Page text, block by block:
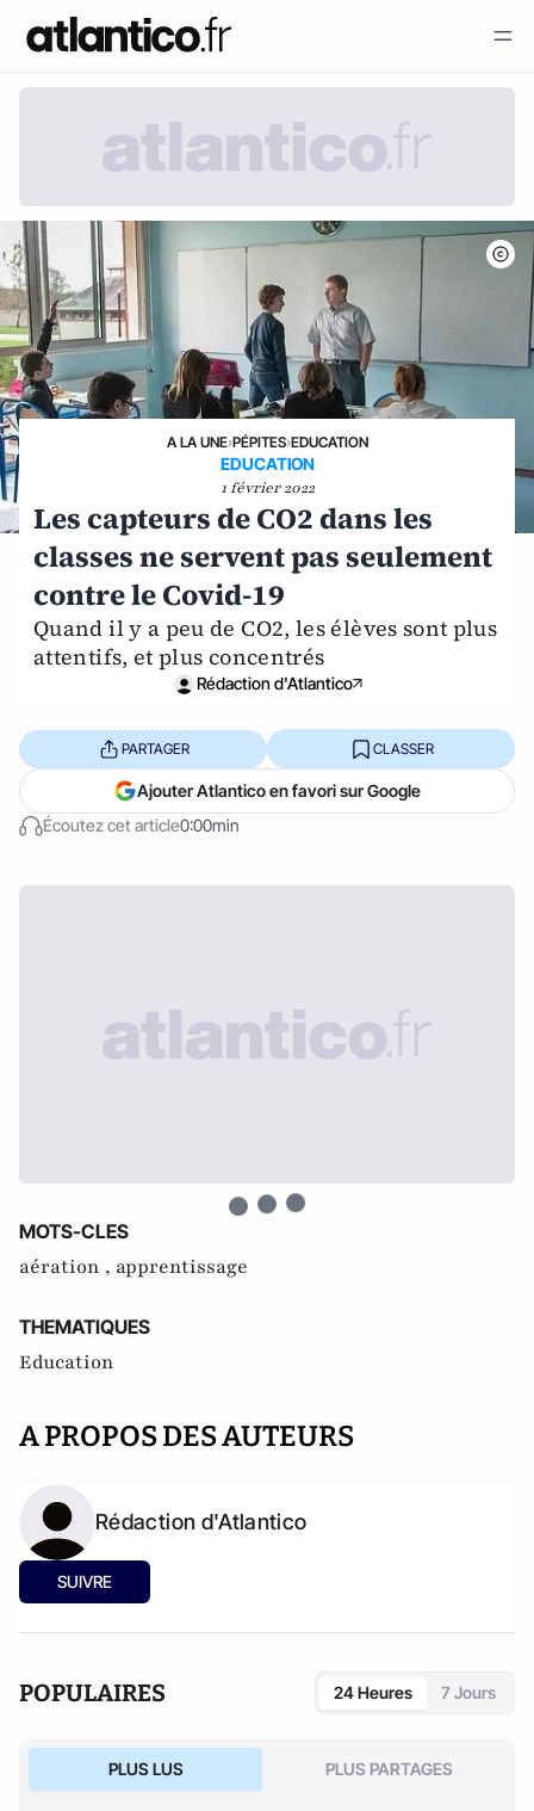
A LA UNE›PÉPITES›EDUCATION
EDUCATION
1 février 2022
Les capteurs de CO2 dans les
classes ne servent pas seulement
contre le Covid-19
Quand il y a peu de CO2, les élèves sont plus
attentifs, et plus concentrés
Rédaction d'Atlantico
Écoutez cet article0:00min
PARTAGER CLASSER
Ajouter Atlantico en favori sur Google
MOTS-CLES
aération , apprentissage
THEMATIQUES
Education
A PROPOS DES AUTEURS
Rédaction d'Atlantico
SUIVRE
POPULAIRES 24 Heures 7 Jours
PLUS LUS PLUS PARTAGES